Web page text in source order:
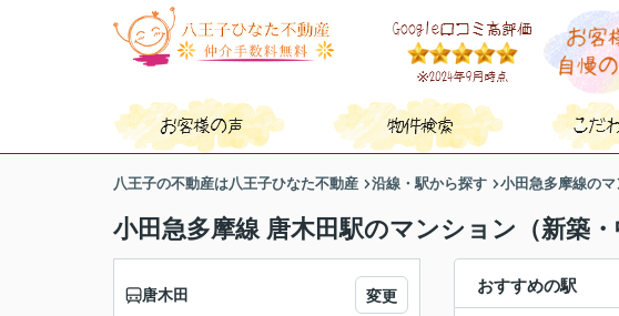
八王子の不動産は八王子ひなた不動産 沿線・駅から探す 小田急多摩線の
小田急多摩線 唐木田駅のマンション（新築
おすすめの駅
唐木田 変更